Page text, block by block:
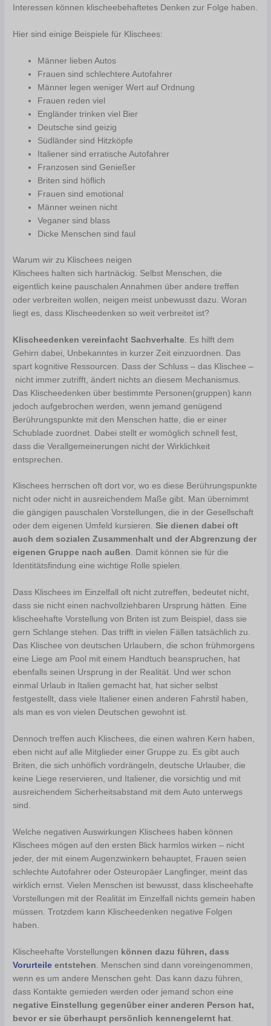
Interessen können klischeebehaftetes Denken zur Folge haben.
Hier sind einige Beispiele für Klischees:
Männer lieben Autos
Frauen sind schlechtere Autofahrer
Männer legen weniger Wert auf Ordnung
Frauen reden viel
Engländer trinken viel Bier
Deutsche sind geizig
Südländer sind Hitzköpfe
Italiener sind erratische Autofahrer
Franzosen sind Genießer
Briten sind höflich
Frauen sind emotional
Männer weinen nicht
Veganer sind blass
Dicke Menschen sind faul
Warum wir zu Klischees neigen
Klischees halten sich hartnäckig. Selbst Menschen, die
eigentlich keine pauschalen Annahmen über andere treffen
oder verbreiten wollen, neigen meist unbewusst dazu. Woran
liegt es, dass Klischeedenken so weit verbreitet ist?
Klischeedenken vereinfacht Sachverhalte . Es hilft dem
Gehirn dabei, Unbekanntes in kurzer Zeit einzuordnen. Das
spart kognitive Ressourcen. Dass der Schluss – das Klischee –
nicht immer zutrifft, ändert nichts an diesem Mechanismus.
Das Klischeedenken über bestimmte Personen(gruppen) kann
jedoch aufgebrochen werden, wenn jemand genügend
Berührungspunkte mit den Menschen hatte, die er einer
Schublade zuordnet. Dabei stellt er womöglich schnell fest,
dass die Verallgemeinerungen nicht der Wirklichkeit
entsprechen.
Klischees herrschen oft dort vor, wo es diese Berührungspunkte
nicht oder nicht in ausreichendem Maße gibt. Man übernimmt
die gängigen pauschalen Vorstellungen, die in der Gesellschaft
oder dem eigenen Umfeld kursieren.Sie dienen dabei oft
auch dem sozialen Zusammenhalt und der Abgrenzung der
eigenen Gruppe nach außen. Damit können sie für die
Identitätsfindung eine wichtige Rolle spielen.
Dass Klischees im Einzelfall oft nicht zutreffen, bedeutet nicht,
dass sie nicht einen nachvollziehbaren Ursprung hätten. Eine
klischeehafte Vorstellung von Briten ist zum Beispiel, dass sie
gern Schlange stehen. Das trifft in vielen Fällen tatsächlich zu.
Das Klischee von deutschen Urlaubern, die schon frühmorgens
eine Liege am Pool mit einem Handtuch beanspruchen, hat
ebenfalls seinen Ursprung in der Realität. Und wer schon
einmal Urlaub in Italien gemacht hat, hat sicher selbst
festgestellt, dass viele Italiener einen anderen Fahrstil haben,
als man es von vielen Deutschen gewohnt ist.
Dennoch treffen auch Klischees, die einen wahren Kern haben,
eben nicht auf alle Mitglieder einer Gruppe zu. Es gibt auch
Briten, die sich unhöflich vordrängeln, deutsche Urlauber, die
keine Liege reservieren, und Italiener, die vorsichtig und mit
ausreichendem Sicherheitsabstand mit dem Auto unterwegs
sind.
Welche negativen Auswirkungen Klischees haben können
Klischees mögen auf den ersten Blick harmlos wirken – nicht
jeder, der mit einem Augenzwinkern behauptet, Frauen seien
schlechte Autofahrer oder Osteuropäer Langfinger, meint das
wirklich ernst. Vielen Menschen ist bewusst, dass klischeehafte
Vorstellungen mit der Realität im Einzelfall nichts gemein haben
müssen. Trotzdem kann Klischeedenken negative Folgen
haben.
Klischeehafte Vorstellungen können dazu führen, dass
Vorurteile entstehen . Menschen sind dann voreingenommen,
wenn es um andere Menschen geht. Das kann dazu führen,
dass Kontakte gemieden werden oder jemand schon eine
negative Einstellung gegenüber einer anderen Person hat,
bevor er sie überhaupt persönlich kennengelernt hat